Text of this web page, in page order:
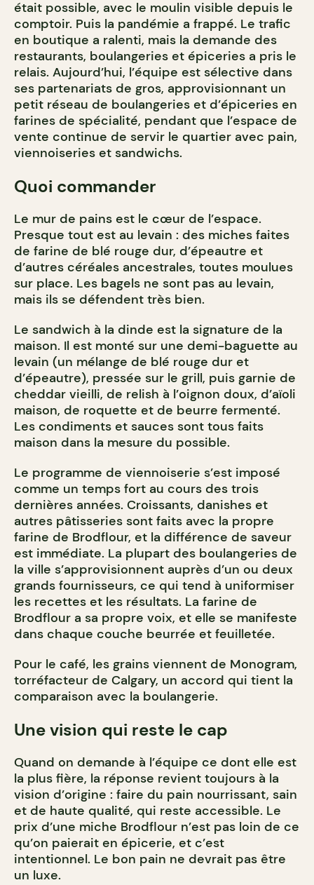
était possible, avec le moulin visible depuis le
comptoir. Puis la pandémie a frappé. Le trafic
en boutique a ralenti, mais la demande des
restaurants, boulangeries et épiceries a pris le
relais. Aujourd’hui, l’équipe est sélective dans
ses partenariats de gros, approvisionnant un
petit réseau de boulangeries et d’épiceries en
farines de spécialité, pendant que l’espace de
vente continue de servir le quartier avec pain,
viennoiseries et sandwichs.
Quoi commander
Le mur de pains est le cœur de l’espace.
Presque tout est au levain : des miches faites
de farine de blé rouge dur, d’épeautre et
d’autres céréales ancestrales, toutes moulues
sur place. Les bagels ne sont pas au levain,
mais ils se défendent très bien.
Le sandwich à la dinde est la signature de la
maison. Il est monté sur une demi-baguette au
levain (un mélange de blé rouge dur et
d’épeautre), pressée sur le grill, puis garnie de
cheddar vieilli, de relish à l’oignon doux, d’aïoli
maison, de roquette et de beurre fermenté.
Les condiments et sauces sont tous faits
maison dans la mesure du possible.
Le programme de viennoiserie s’est imposé
comme un temps fort au cours des trois
dernières années. Croissants, danishes et
autres pâtisseries sont faits avec la propre
farine de Brodflour, et la différence de saveur
est immédiate. La plupart des boulangeries de
la ville s’approvisionnent auprès d’un ou deux
grands fournisseurs, ce qui tend à uniformiser
les recettes et les résultats. La farine de
Brodflour a sa propre voix, et elle se manifeste
dans chaque couche beurrée et feuilletée.
Pour le café, les grains viennent de Monogram,
torréfacteur de Calgary, un accord qui tient la
comparaison avec la boulangerie.
Une vision qui reste le cap
Quand on demande à l’équipe ce dont elle est
la plus fière, la réponse revient toujours à la
vision d’origine : faire du pain nourrissant, sain
et de haute qualité, qui reste accessible. Le
prix d’une miche Brodflour n’est pas loin de ce
qu’on paierait en épicerie, et c’est
intentionnel. Le bon pain ne devrait pas être
un luxe.